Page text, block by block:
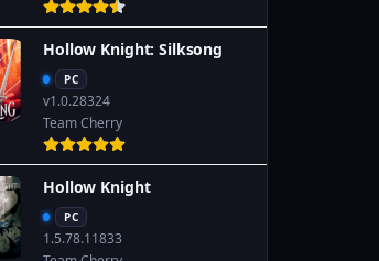
Hollow Knight: Silksong
PC
v1.0.28324
Team Cherry
Hollow Knight
PC
1.5.78.11833